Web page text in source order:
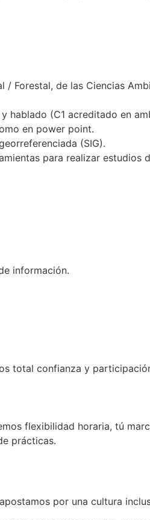
Forestal, de las Ciencias
(C1 acreditado en
en power point.
(SIG).
para realizar
información.
total confianza y
flexibilidad horaria, tú
prácticas.
por una cultura